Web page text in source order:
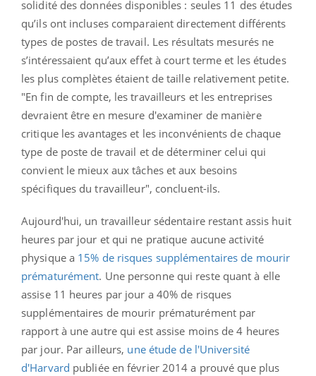
solidité des données disponibles : seules 11 des études
qu’ils ont incluses comparaient directement différents
types de postes de travail. Les résultats mesurés ne
s’intéressaient qu’aux effet à court terme et les études
les plus complètes étaient de taille relativement petite.
"En fin de compte, les travailleurs et les entreprises
devraient être en mesure d'examiner de manière
critique les avantages et les inconvénients de chaque
type de poste de travail et de déterminer celui qui
convient le mieux aux tâches et aux besoins
spécifiques du travailleur", concluent-ils.
Aujourd'hui, un travailleur sédentaire restant assis huit
heures par jour et qui ne pratique aucune activité
physique a 15% de risques supplémentaires de mourir
prématurément. Une personne qui reste quant à elle
assise 11 heures par jour a 40% de risques
supplémentaires de mourir prématurément par
rapport à une autre qui est assise moins de 4 heures
par jour. Par ailleurs, une étude de l'Université
d'Harvard publiée en février 2014 a prouvé que plus